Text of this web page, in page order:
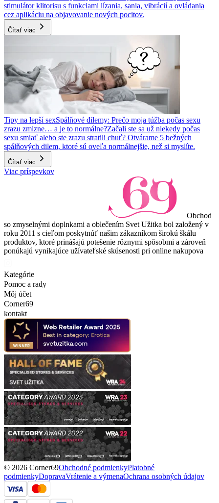
stimulátor klitorisu s funkciami lízania, sania, vibrácií a ovládania
cez aplikáciu na objavovanie nových pocitov.
Čítať viac
Tipy na lepší sexSpálňové dilemy: Prečo moja túžba počas sexu
zrazu zmizne… a je to normálne?Začali ste sa už niekedy počas
sexu smiať alebo ste zrazu stratili chuť? Otvárame 5 bežných
spálňových dilem, ktoré sú oveľa normálnejšie, než si myslíte.
Čítať viac
Viac príspevkov
Obchod
so zmyselnými doplnkami a oblečením Svet Užitka bol založený v
roku 2011 s cieľom poskytnúť našim zákazníkom širokú škálu
produktov, ktoré prinášajú potešenie rôznymi spôsobmi a zároveň
ponúkajú vynikajúce užívateľské skúsenosti pri online nakupova
Kategórie
Pomoc a rady
Môj účet
Corner69
kontakt
© 2026 Corner69Obchodné podmienkyPlatobné
podmienkyDopravaVrátenie a výmenaOchrana osobných údajov